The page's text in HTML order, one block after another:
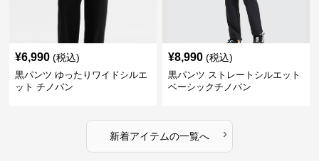
¥6,990 (税込)
黒パンツ ゆったりワイドシルエ
ット チノパン
¥8,990 (税込)
黒パンツ ストレートシルエット
ベーシックチノパン
新着アイテムの一覧へ ›